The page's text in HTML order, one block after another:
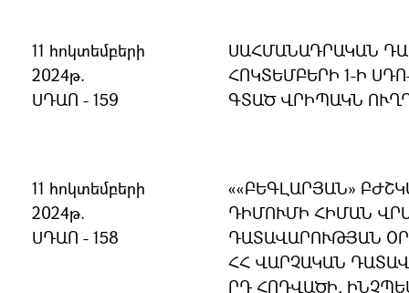
11 հոկտեմբերի
2024թ.
ՍԴԱՈ - 159
ՍԱՀՄԱՆԱԴՐԱԿԱՆ
ՀՈԿՏԵՄԲԵՐԻ 1-Ի
ԳՏԱԾ ՎՐԻՊԱԿՆ
11 հոկտեմբերի
2024թ.
ՍԴԱՈ - 158
«ԲԵԳԼԱՐՅԱՆ
ԴԻՄՈՒՄԻ ՀԻՄԱՆ
ԴԱՏԱՎԱՐՈՒԹՅԱՆ
ՀՀ ՎԱՐՉԱԿԱՆ
ՐԴ ՀՈԴՎԱԾԻ,